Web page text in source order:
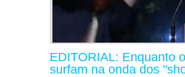
EDITORIAL: Enquanto
surfam na onda dos